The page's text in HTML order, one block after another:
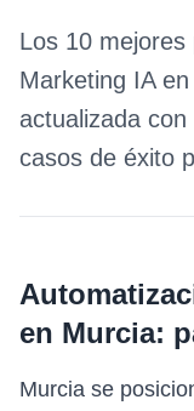
Los 10
Marketing IAen
actualizada
casos de éxito
en Murcia:
Murcia se